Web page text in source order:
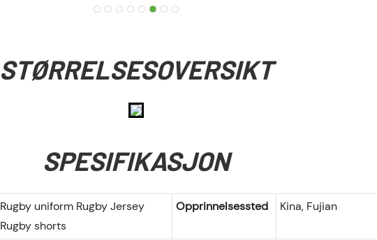
STØRRELSESOVERSIKT
SPESIFIKASJON
Rugby uniform Rugby Jersey
Rugby shorts
Opprinnelsessted Kina, Fujian